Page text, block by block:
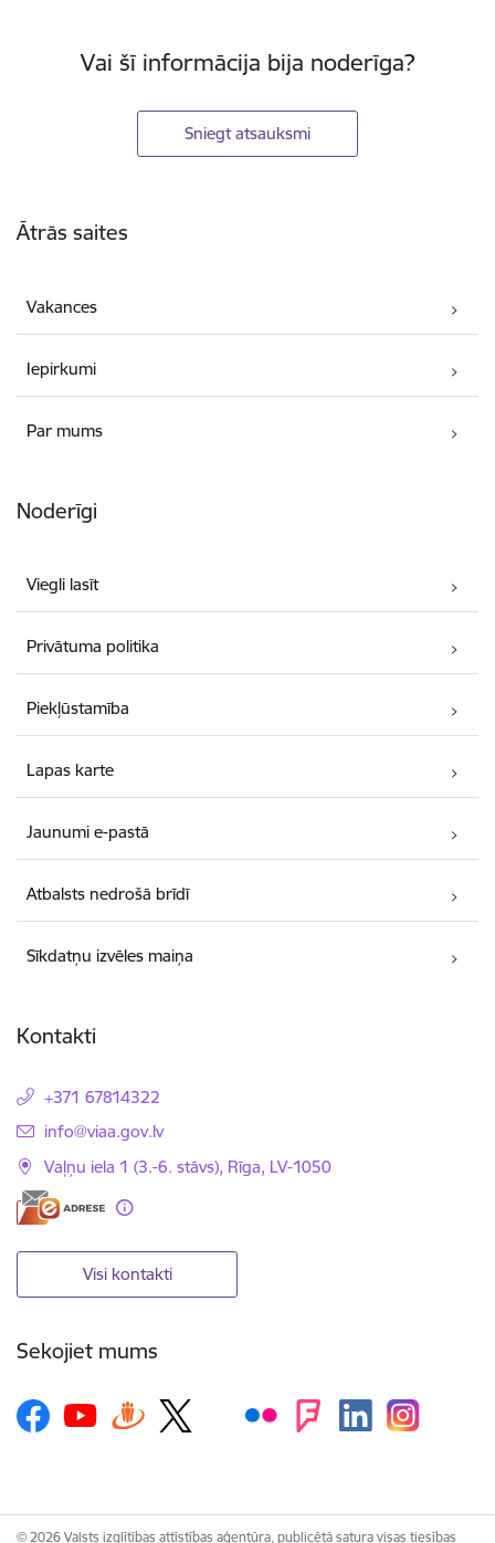
Vai šī informācija bija noderīga?
Sniegt atsauksmi
Ātrās saites
Vakances
Iepirkumi
Par mums
Noderīgi
Viegli lasīt
Privātuma politika
Piekļūstamība
Lapas karte
Jaunumi e-pastā
Atbalsts nedrošā brīdī
Sīkdatņu izvēles maiņa
Kontakti
+371 67814322
E-pasts:
info@viaa.gov.lv
Vaļņu iela 1 (3.-6. stāvs), Rīga, LV-1050
Visi kontakti
Sekojiet mums
© 2026 Valsts izglītības attīstības aģentūra, publicētā satura visas tiesības